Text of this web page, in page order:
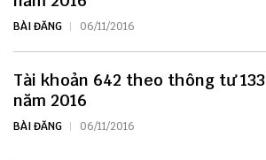
BÀI ĐĂNG 06/11/2016
Tài khoản 642 theo thông tư 133
năm 2016
BÀI ĐĂNG 06/11/2016